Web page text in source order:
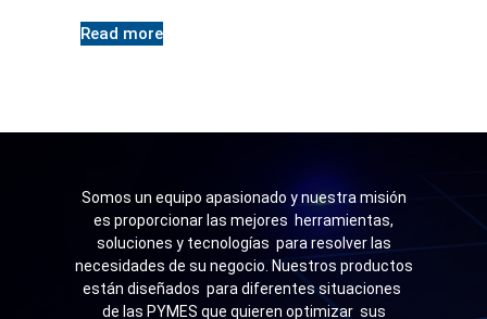
Read more
Somos un equipo apasionado y nuestra misión
es proporcionar las mejores herramientas,
soluciones y tecnologías para resolver las
necesidades de su negocio. Nuestros productos
están diseñados para diferentes situaciones
de las PYMES que quieren optimizar sus